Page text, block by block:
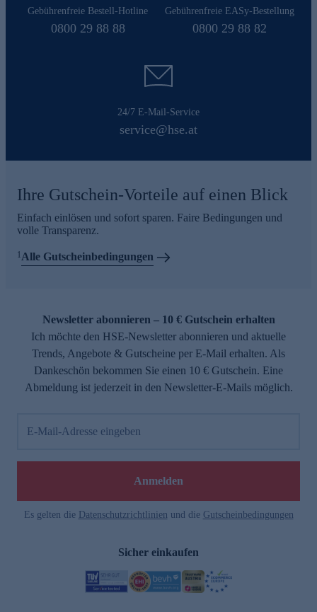
Gebührenfreie Bestell-Hotline
0800 29 88 88
Gebührenfreie EASy-Bestellung
0800 29 88 82
24/7 E-Mail-Service
service@hse.at
Ihre Gutschein-Vorteile auf einen Blick
Einfach einlösen und sofort sparen. Faire Bedingungen und
volle Transparenz.
1 Alle Gutscheinbedingungen
Newsletter abonnieren – 10 € Gutschein erhalten
Ich möchte den HSE-Newsletter abonnieren und aktuelle
Trends, Angebote & Gutscheine per E-Mail erhalten. Als
Dankeschön bekommen Sie einen 10 € Gutschein. Eine
Abmeldung ist jederzeit in den Newsletter-E-Mails möglich.
E-Mail-Adresse eingeben
Anmelden
Es gelten die Datenschutzrichtlinien und die Gutscheinbedingungen
Sicher einkaufen